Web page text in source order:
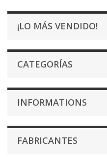
¡LO MÁS VENDIDO!
CATEGORÍAS
INFORMATIONS
FABRICANTES